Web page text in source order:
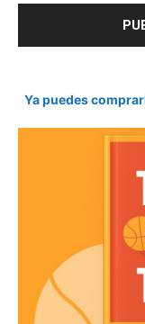
Ya puedes